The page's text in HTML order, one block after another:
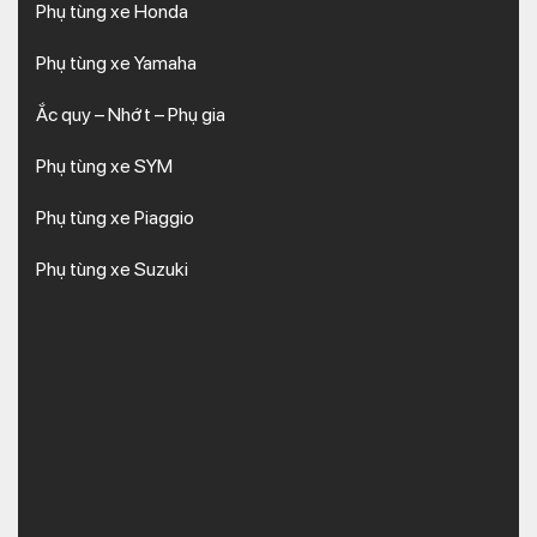
Tổng hợp các loại phụ tùng
HONDA SH 350i
Phụ tùng xe Honda
Phụ tùng xe Yamaha
Ắc quy – Nhớt – Phụ gia
Phụ tùng xe SYM
Phụ tùng xe Piaggio
Phụ tùng xe Suzuki